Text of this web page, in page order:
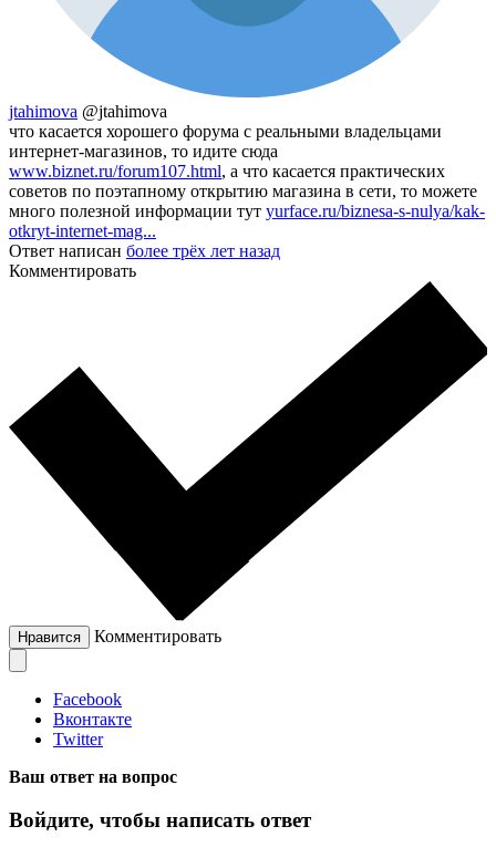
jtahimova @jtahimova
что касается хорошего форума с реальными владельцами
интернет-магазинов, то идите сюда
www.biznet.ru/forum107.html, а что касается практических
советов по поэтапному открытию магазина в сети, то можете
много полезной информации тут yurface.ru/biznesa-s-nulya/kak-
otkryt-internet-mag...
Ответ написан более трёх лет назад
Комментировать
Нравится Комментировать
Facebook
Вконтакте
Twitter
Ваш ответ на вопрос
Войдите, чтобы написать ответ